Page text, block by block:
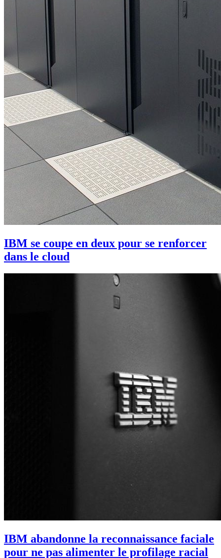
IBM se coupe en deux pour se renforcer
dans le cloud
IBM abandonne la reconnaissance faciale
pour ne pas alimenter le profilage racial